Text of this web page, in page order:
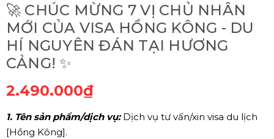
🚀 CHÚC MỪNG 7 VỊ CHỦ NHÂN
MỚI CỦA VISA HỒNG KÔNG - DU
HÍ NGUYÊN ĐÁN TẠI HƯƠNG
CẢNG! ✨
2.490.000₫
1. Tên sản phẩm/dịch vụ:Dịch vụ tư vấn/xin visa du lịch
[Hồng Kông].